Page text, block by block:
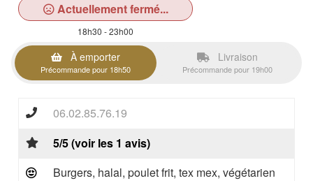
Actuellement fermé...
18h30 - 23h00
À emporter
Précommande pour 18h50
Livraison
Précommande pour 19h00
06.02.85.76.19
5/5 (voir les 1 avis)
Burgers, halal, poulet frit, tex mex, végétarien